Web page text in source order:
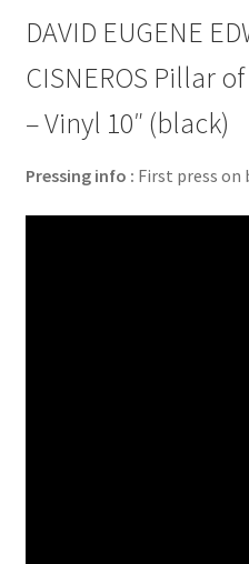
/
Capernaum
Vinyl
(black)
DAVID EUGENE
CISNEROS Pillar
– Vinyl 10″ (black)
Pressing info : First press on